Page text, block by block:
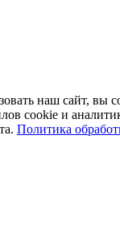
наш сайт, вы
сооkіе и
Политика